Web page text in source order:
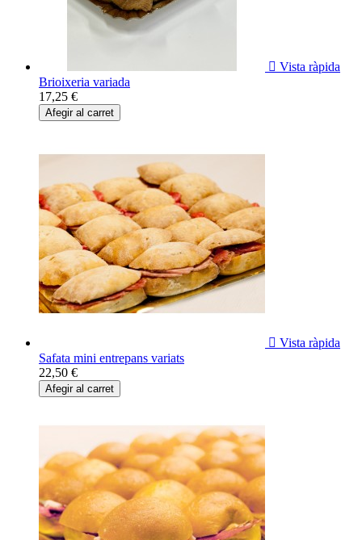
 Vista ràpida
Brioixeria variada
17,25 €
Afegir al carret
 Vista ràpida
Safata mini entrepans variats
22,50 €
Afegir al carret